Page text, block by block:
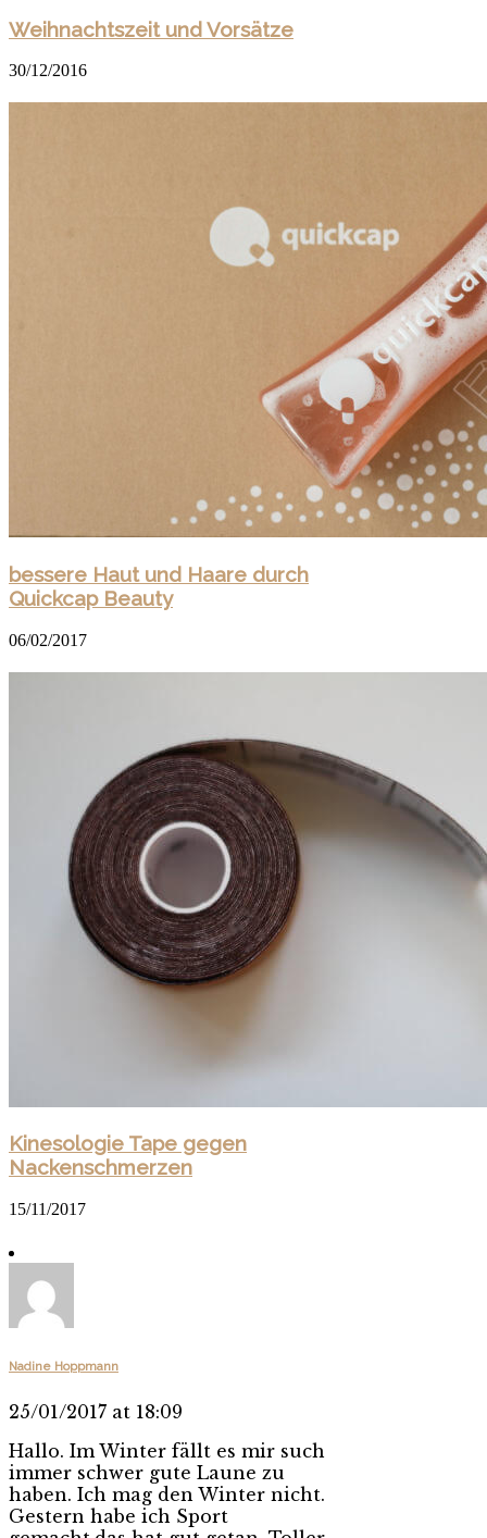
Weihnachtszeit und Vorsätze
30/12/2016
bessere Haut und Haare durch
Quickcap Beauty
06/02/2017
Kinesologie Tape gegen
Nackenschmerzen
15/11/2017
Nadine Hoppmann
25/01/2017 at 18:09
Hallo. Im Winter fällt es mir such
immer schwer gute Laune zu
haben. Ich mag den Winter nicht.
Gestern habe ich Sport